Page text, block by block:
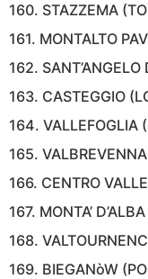
160. STAZZEMA
161. MONTALTO
162.
163. CASTEGGIO
164. VALLEFOGLIA
165.
166. CENTRO
167. MONTA’
168.
169. BIEGANòW